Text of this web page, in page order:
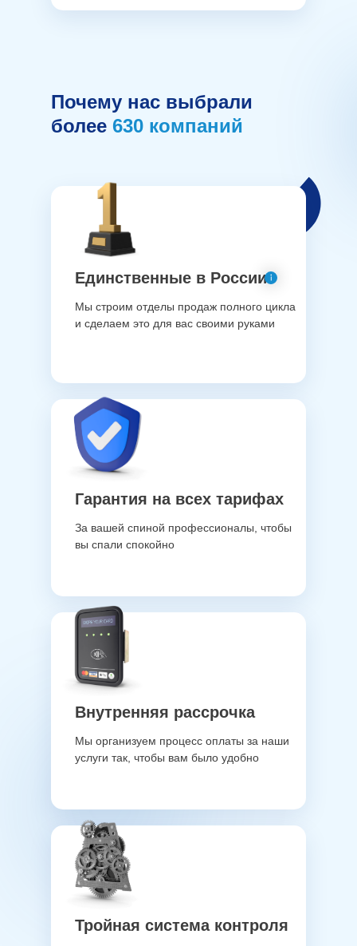
Почему нас выбрали
более 630 компаний
Единственные в России
Мы строим отделы продаж полного цикла
и сделаем это для вас своими руками
Гарантия на всех тарифах
За вашей спиной профессионалы, чтобы
вы спали спокойно
Внутренняя рассрочка
Мы организуем процесс оплаты за наши
услуги так, чтобы вам было удобно
Тройная система контроля